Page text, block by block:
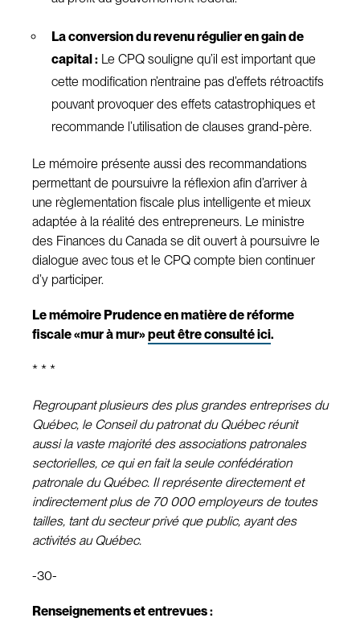
La conversion du revenu régulier en gain de
capital : Le CPQ souligne qu’il est important que
cette modification n’entraine pas d’effets rétroactifs
pouvant provoquer des effets catastrophiques et
recommande l’utilisation de clauses grand-père.
Le mémoire présente aussi des recommandations
permettant de poursuivre la réflexion afin d’arriver à
une règlementation fiscale plus intelligente et mieux
adaptée à la réalité des entrepreneurs. Le ministre
des Finances du Canada se dit ouvert à poursuivre le
dialogue avec tous et le CPQ compte bien continuer
d’y participer.
Le mémoire Prudence en matière de réforme
fiscale «mur à mur» peut être consulté ici.
* * *
Regroupant plusieurs des plus grandes entreprises du
Québec, le Conseil du patronat du Québec réunit
aussi la vaste majorité des associations patronales
sectorielles, ce qui en fait la seule confédération
patronale du Québec. Il représente directement et
indirectement plus de 70 000 employeurs de toutes
tailles, tant du secteur privé que public, ayant des
activités au Québec.
-30-
Renseignements et entrevues :